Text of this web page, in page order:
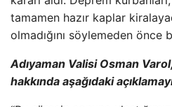
tamamen hazır kaplar
olmadığını söylemeden önce
Adıyaman Valisi Osman
hakkında aşağıdaki